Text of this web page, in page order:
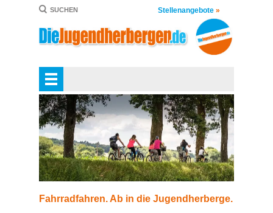
SUCHEN Stellenangebote »
Fahrradfahren. Ab in die Jugendherberge.